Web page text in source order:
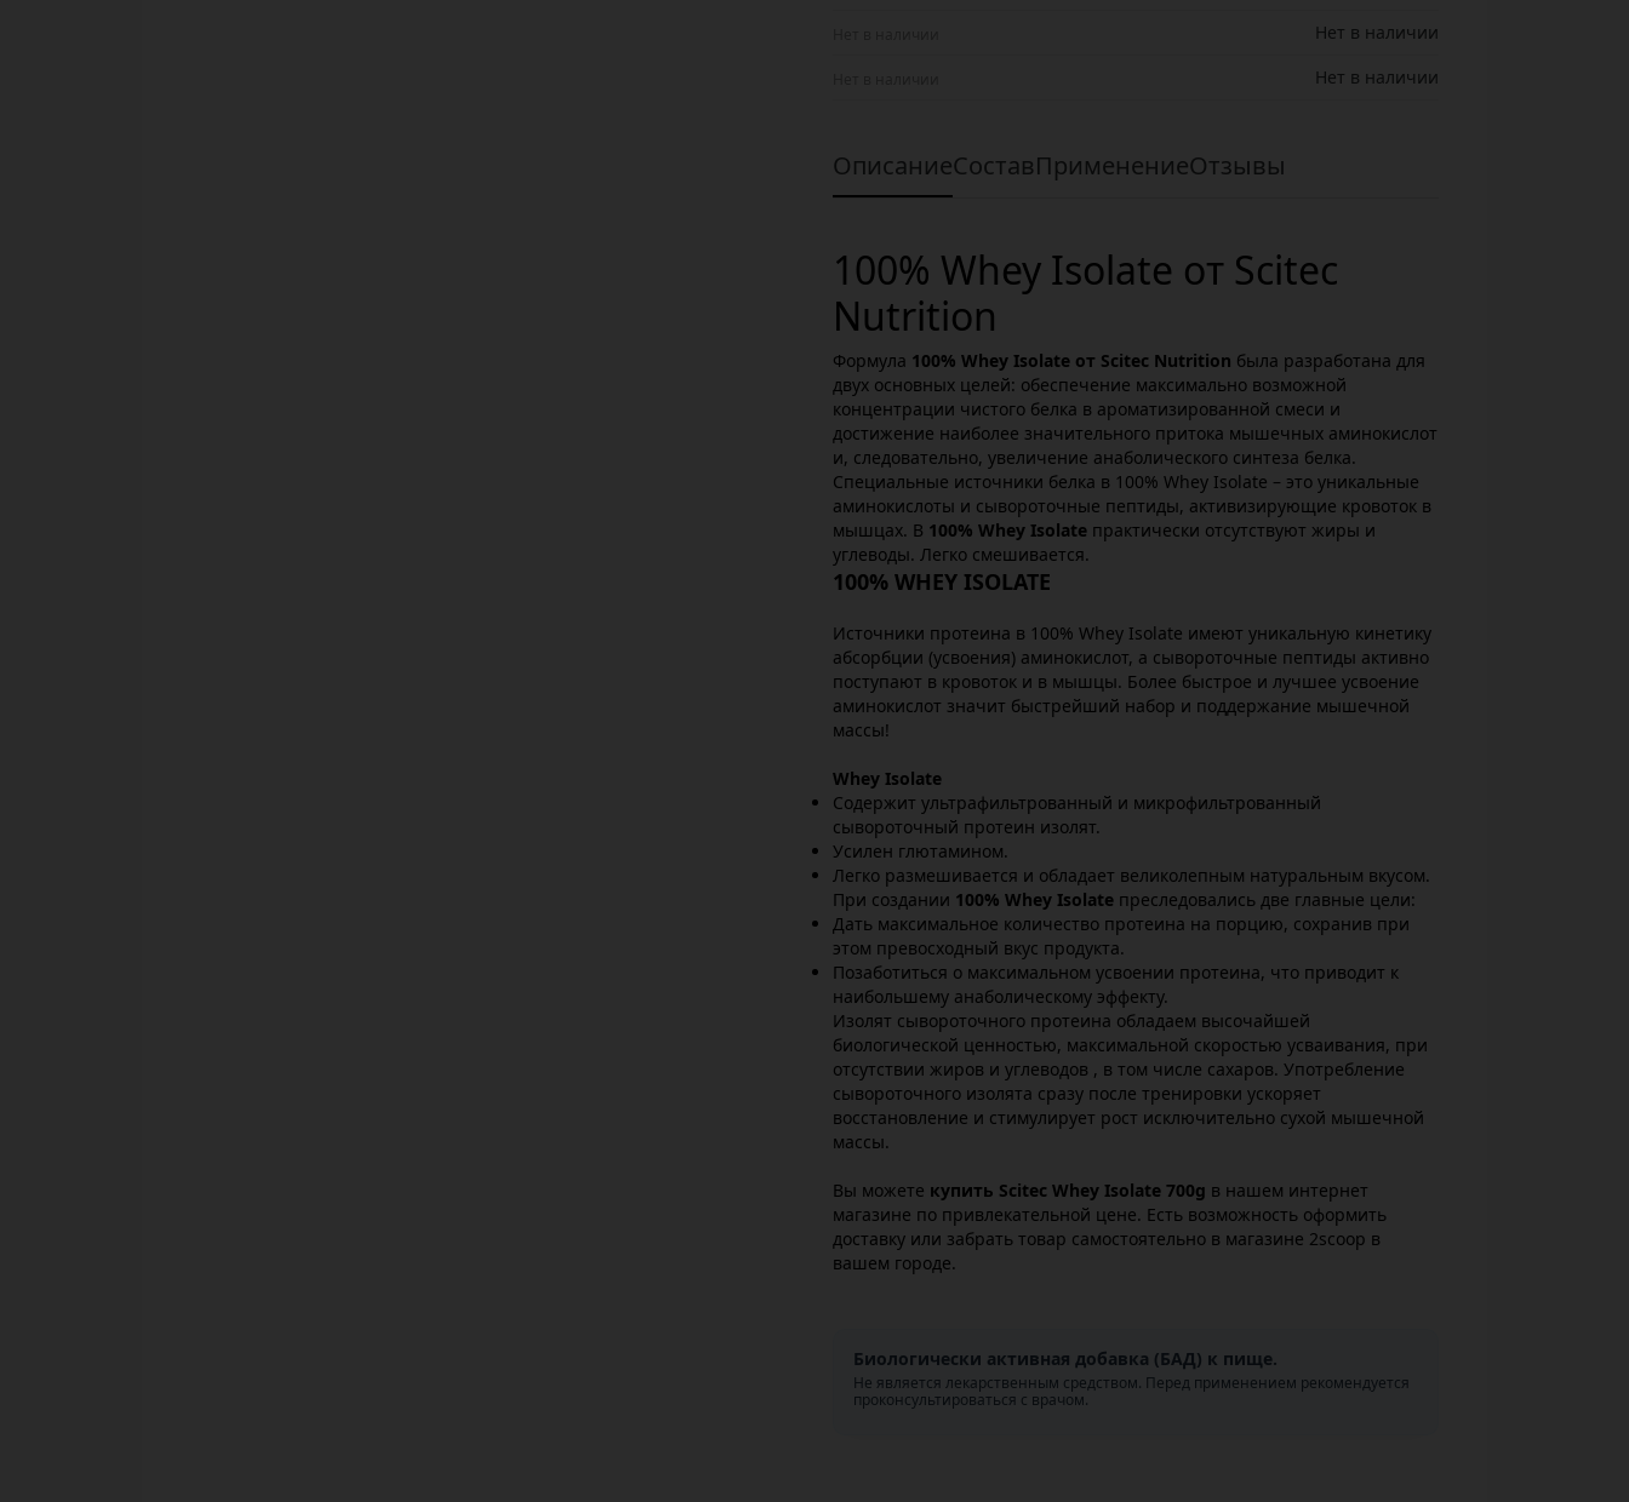
Нет в наличии
Нет в наличии
ОписаниеСоставПрименениеОтзывы
100% Whey Isolate от Scitec
Nutrition
Формула 100% Whey Isolate от Scitec Nutrition была разработана для
двух основных целей: обеспечение максимально возможной
концентрации чистого белка в ароматизированной смеси и
достижение наиболее значительного притока мышечных аминокислот
и, следовательно, увеличение анаболического синтеза белка.
Специальные источники белка в 100% Whey Isolate – это уникальные
аминокислоты и сывороточные пептиды, активизирующие кровоток в
мышцах. В 100% Whey Isolate практически отсутствуют жиры и
углеводы. Легко смешивается.
100% WHEY ISOLATE
Источники протеина в 100% Whey Isolate имеют уникальную кинетику
абсорбции (усвоения) аминокислот, а сывороточные пептиды активно
поступают в кровоток и в мышцы. Более быстрое и лучшее усвоение
аминокислот значит быстрейший набор и поддержание мышечной
массы!
Whey Isolate
Содержит ультрафильтрованный и микрофильтрованный
сывороточный протеин изолят.
Усилен глютамином.
Легко размешивается и обладает великолепным натуральным вкусом.
При создании 100% Whey Isolate преследовались две главные цели:
Дать максимальное количество протеина на порцию, сохранив при
этом превосходный вкус продукта.
Позаботиться о максимальном усвоении протеина, что приводит к
наибольшему анаболическому эффекту.
Изолят сывороточного протеина обладаем высочайшей
биологической ценностью, максимальной скоростью усваивания, при
отсутствии жиров и углеводов , в том числе сахаров. Употребление
сывороточного изолята сразу после тренировки ускоряет
восстановление и стимулирует рост исключительно сухой мышечной
массы.
Вы можете купить Scitec Whey Isolate 700g в нашем интернет
магазине по привлекательной цене. Есть возможность оформить
доставку или забрать товар самостоятельно в магазине 2scoop в
вашем городе.
Биологически активная добавка (БАД) к пище.
Не является лекарственным средством. Перед применением рекомендуется
проконсультироваться с врачом.